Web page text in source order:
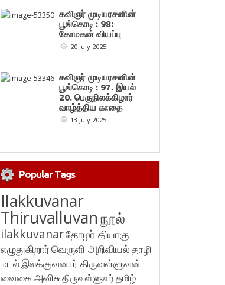
கவிஞர் முடியரசனின்
பூங்கொடி : 98:
கோமகன் வியப்பு
20 July 2025
கவிஞர் முடியரசனின்
பூங்கொடி : 97. இயல்
20. பெருநிலக்கிழார்
வாழ்த்திய காதை
13 July 2025
Popular Tags
Ilakkuvanar
Thiruvalluvanநூல்
ilakkuvanarதோழர் தியாகு
எழுதுகிறார்வெருளி அறிவியல்தாழி
மடல்இலக்குவனார் திருவள்ளுவன்
வைகை அனிசுதிருவள்ளுவர்தமிழ்